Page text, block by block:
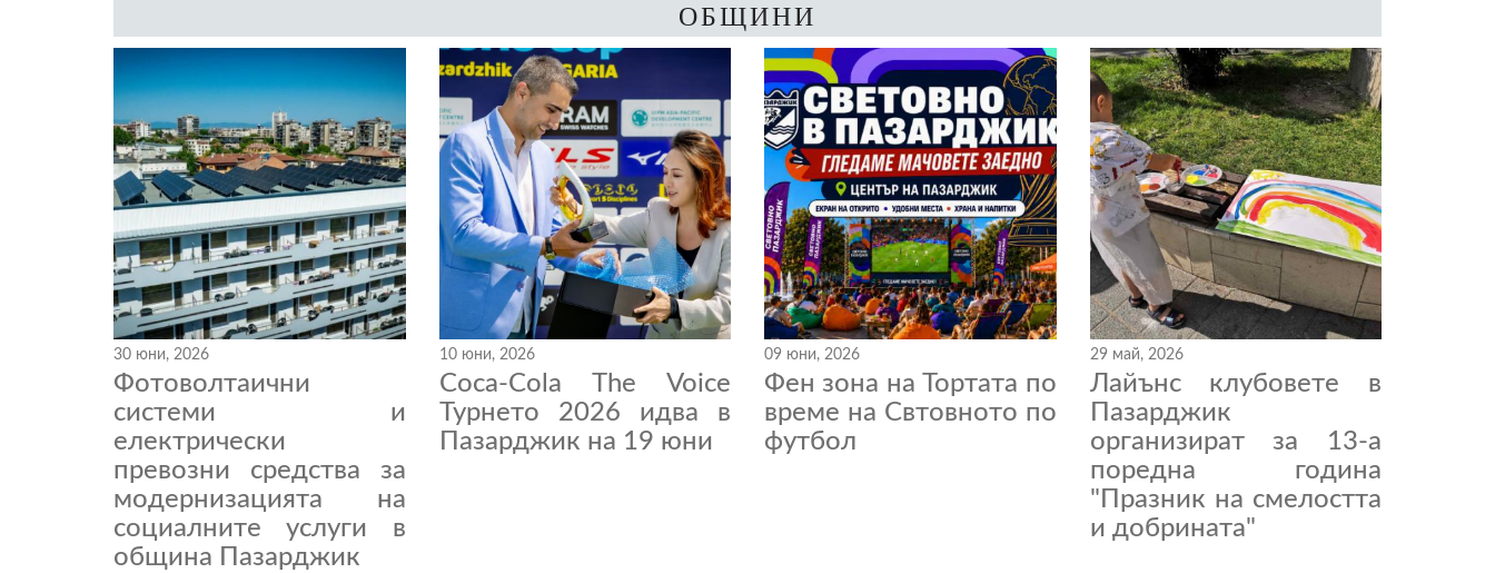
ОБЩИНИ
30 юни, 2026
Фотоволтаични
системи и
електрически
превозни средства за
модернизацията на
социалните услуги в
община Пазарджик
10 юни, 2026
Coca-Cola The Voice
Турнето 2026 идва в
Пазарджик на 19 юни
09 юни, 2026
Фен зона на Тортата по
време на Свтовното по
футбол
29 май, 2026
Лайънс клубовете в
Пазарджик
организират за 13-а
поредна година
"Празник на смелостта
и добрината"